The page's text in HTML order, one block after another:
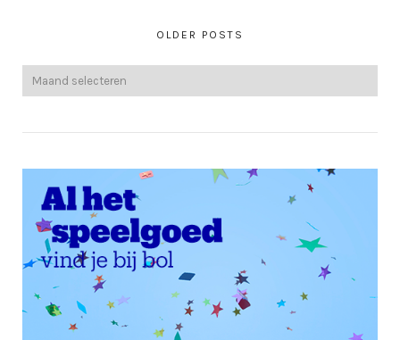
OLDER POSTS